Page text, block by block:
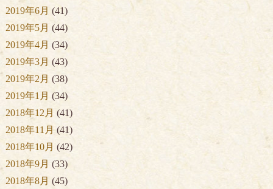
2019年6月 (41)
2019年5月 (44)
2019年4月 (34)
2019年3月 (43)
2019年2月 (38)
2019年1月 (34)
2018年12月 (41)
2018年11月 (41)
2018年10月 (42)
2018年9月 (33)
2018年8月 (45)